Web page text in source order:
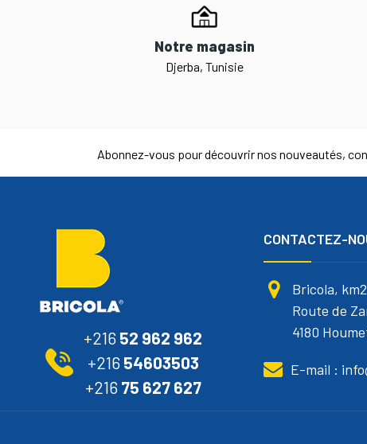
Notre magasin
Djerba, Tunisie
Abonnez-vous pour découvrir nos nouveautés,
+216 52 962 962
+216 54603503
+216 75 627 627
CONTACTEZ-
Bricola, km2
Route de
4180
E-mail :